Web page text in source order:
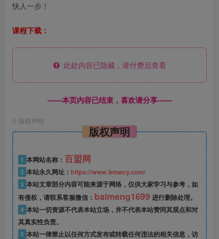
快人一步！
课程下载：
此处内容已隐藏，请付费后查看
------本页内容已结束，喜欢请分享------
© 版权声明
版权声明
1 本网站名称： 百盟网
2 本站永久网址： https://www.bmwcy.com/
3 本站文章部分内容可能来源于网络，仅供大家学习与参考，如
有侵权，请联系客服微信： baimeng1699 进行删除处理。
4 本站一切资源不代表本站立场，并不代表本站赞同其观点和对
其真实性负责。
5 本站一律禁止以任何方式发布或转载任何违法的相关信息，访